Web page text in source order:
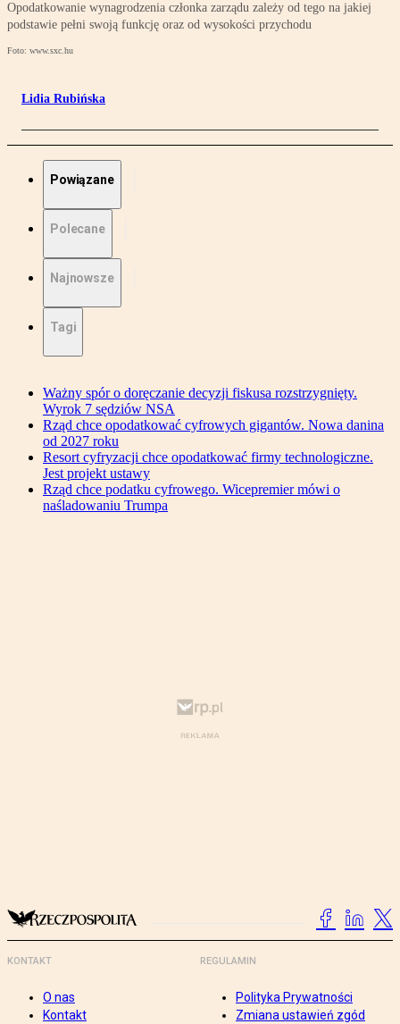
Opodatkowanie wynagrodzenia członka zarządu zależy od tego na jakiej
podstawie pełni swoją funkcję oraz od wysokości przychodu
Foto: www.sxc.hu
Lidia Rubińska
Powiązane
Polecane
Najnowsze
Tagi
Ważny spór o doręczanie decyzji fiskusa rozstrzygnięty.
Wyrok 7 sędziów NSA
Rząd chce opodatkować cyfrowych gigantów. Nowa danina
od 2027 roku
Resort cyfryzacji chce opodatkować firmy technologiczne.
Jest projekt ustawy
Rząd chce podatku cyfrowego. Wicepremier mówi o
naśladowaniu Trumpa
KONTAKT
O nas
Kontakt
REGULAMIN
Polityka Prywatności
Zmiana ustawień zgód